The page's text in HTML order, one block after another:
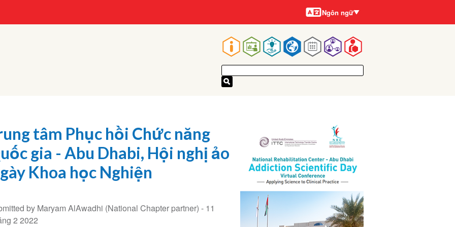
Main
navigation
Ngôn
ngữNgôn ngữ
tâm Phục hồi Chức năng
gia - Abu Dhabi, Hội nghị ảo
Khoa học Nghiện
by Maryam AlAwadhi (National Chapter partner) - 11
2 2022